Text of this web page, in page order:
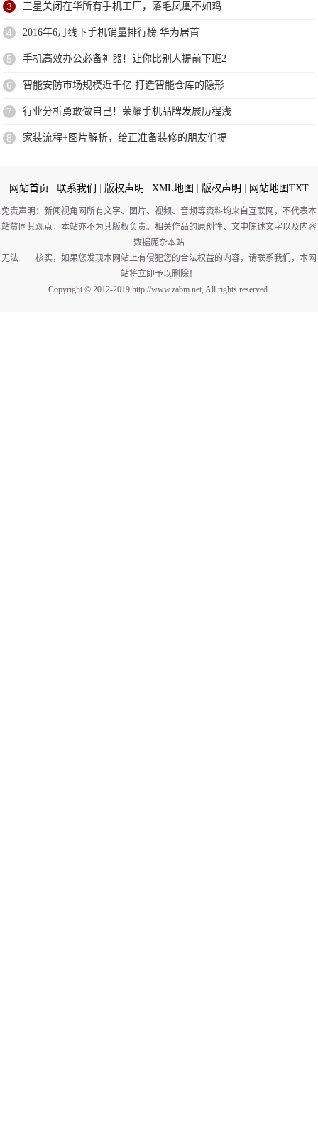
3 三星关闭在华所有手机工厂，落毛凤凰不如鸡
4 2016年6月线下手机销量排行榜 华为居首
5 手机高效办公必备神器！让你比别人提前下班2
6 智能安防市场规模近千亿 打造智能仓库的隐形
7 行业分析勇敢做自己！荣耀手机品牌发展历程浅
8 家装流程+图片解析，给正准备装修的朋友们提
网站首页 联系我们 版权声明 XML地图 版权声明 网站地图TXT
免责声明：新闻视角网所有文字、图片、视频、音频等资料均来自互联网，不代表本
站赞同其观点，本站亦不为其版权负责。相关作品的原创性、文中陈述文字以及内容
数据庞杂本站
无法一一核实，如果您发现本网站上有侵犯您的合法权益的内容，请联系我们，本网
站将立即予以删除！
Copyright © 2012-2019 http://www.zabm.net, All rights reserved.